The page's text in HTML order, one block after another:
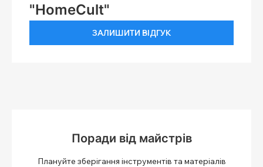
"HomeCult"
ЗАЛИШИТИ ВІДГУК
Поради від майстрів
Плануйте зберігання інструментів та матеріалів